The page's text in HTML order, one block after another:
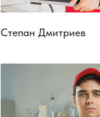
Степан Дмитриев